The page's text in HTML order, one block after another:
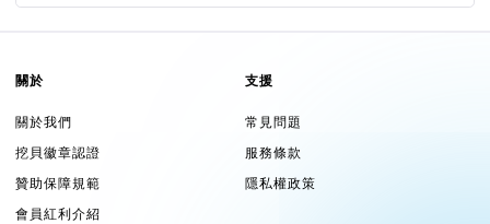
關於
關於我們
挖貝徽章認證
贊助保障規範
會員紅利介紹
支援
常見問題
服務條款
隱私權政策